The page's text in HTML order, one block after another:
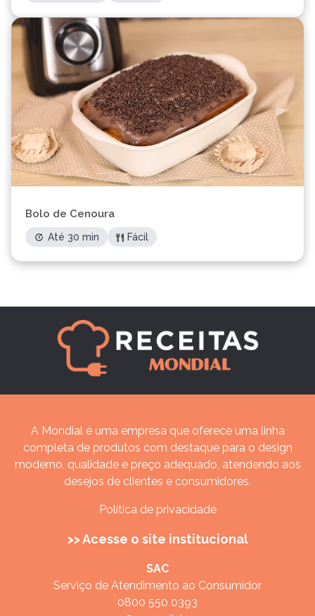
Bolo de Cenoura
Até 30 min Fácil
A Mondial é uma empresa que oferece uma linha
completa de produtos com destaque para o design
moderno, qualidade e preço adequado, atendendo aos
desejos de clientes e consumidores.
Política de privacidade
>> Acesse o site institucional
SAC
Serviço de Atendimento ao Consumidor
0800 550 0393